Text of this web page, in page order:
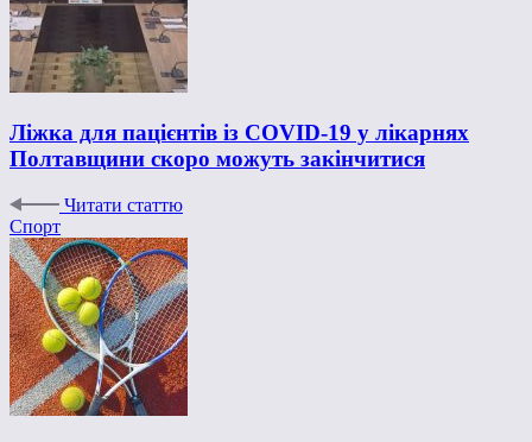
Ліжка для пацієнтів із COVID-19 у лікарнях
Полтавщини скоро можуть закінчитися
Читати статтю
Спорт